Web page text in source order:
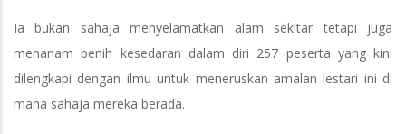
Ia bukan sahaja menyelamatkan alam sekitar tetapi juga
menanam benih kesedaran dalam diri 257 peserta yang kini
dilengkapi dengan ilmu untuk meneruskan amalan lestari ini di
mana sahaja mereka berada.